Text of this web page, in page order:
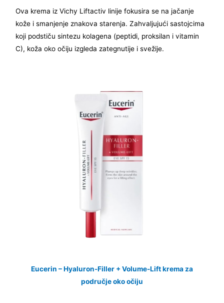
Ova krema iz Vichy Liftactiv linije fokusira se na jačanje
kože i smanjenje znakova starenja. Zahvaljujući sastojcima
koji podstiču sintezu kolagena (peptidi, proksilan i vitamin
C), koža oko očiju izgleda zategnutije i svežije.
Eucerin – Hyaluron-Filler + Volume-Lift krema za
područje oko očiju